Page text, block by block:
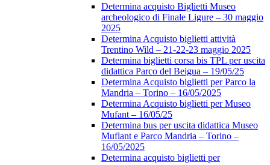
Determina acquisto Biglietti Museo
archeologico di Finale Ligure – 30 maggio
2025
Determina Acquisto biglietti attività
Trentino Wild – 21-22-23 maggio 2025
Determina biglietti corsa bis TPL per uscita
didattica Parco del Beigua – 19/05/25
Determina Acquisto biglietti per Parco la
Mandria – Torino – 16/05/2025
Determina Acquisto biglietti per Museo
Mufant – 16/05/25
Determina bus per uscita didattica Museo
Muflant e Parco Mandria – Torino –
16/05/2025
Determina acquisto biglietti per